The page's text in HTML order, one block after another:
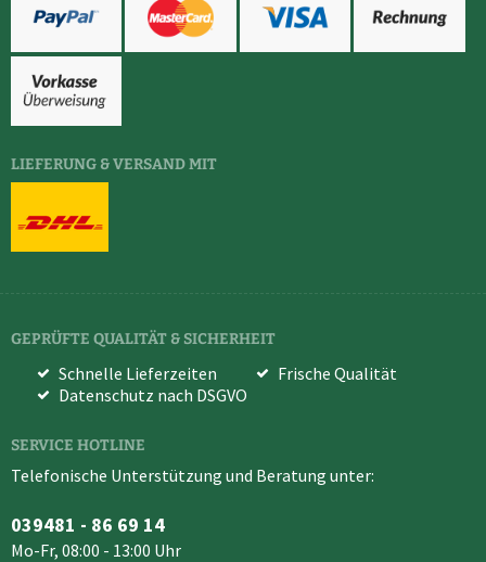
LIEFERUNG & VERSAND MIT
GEPRÜFTE QUALITÄT & SICHERHEIT
Schnelle Lieferzeiten
Frische Qualität
Datenschutz nach DSGVO
SERVICE HOTLINE
Telefonische Unterstützung und Beratung unter:
039481 - 86 69 14
Mo-Fr, 08:00 - 13:00 Uhr